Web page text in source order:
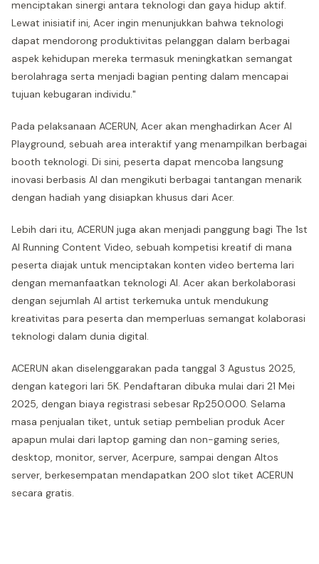
menciptakan sinergi antara teknologi dan gaya hidup aktif.
Lewat inisiatif ini, Acer ingin menunjukkan bahwa teknologi
dapat mendorong produktivitas pelanggan dalam berbagai
aspek kehidupan mereka termasuk meningkatkan semangat
berolahraga serta menjadi bagian penting dalam mencapai
tujuan kebugaran individu."
Pada pelaksanaan ACERUN, Acer akan menghadirkan Acer AI
Playground, sebuah area interaktif yang menampilkan berbagai
booth teknologi. Di sini, peserta dapat mencoba langsung
inovasi berbasis AI dan mengikuti berbagai tantangan menarik
dengan hadiah yang disiapkan khusus dari Acer.
Lebih dari itu, ACERUN juga akan menjadi panggung bagi The 1st
AI Running Content Video, sebuah kompetisi kreatif di mana
peserta diajak untuk menciptakan konten video bertema lari
dengan memanfaatkan teknologi AI. Acer akan berkolaborasi
dengan sejumlah AI artist terkemuka untuk mendukung
kreativitas para peserta dan memperluas semangat kolaborasi
teknologi dalam dunia digital.
ACERUN akan diselenggarakan pada tanggal 3 Agustus 2025,
dengan kategori lari 5K. Pendaftaran dibuka mulai dari 21 Mei
2025, dengan biaya registrasi sebesar Rp250.000. Selama
masa penjualan tiket, untuk setiap pembelian produk Acer
apapun mulai dari laptop gaming dan non-gaming series,
desktop, monitor, server, Acerpure, sampai dengan Altos
server, berkesempatan mendapatkan 200 slot tiket ACERUN
secara gratis.